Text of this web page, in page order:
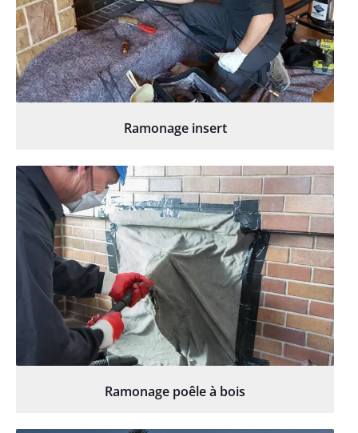
Ramonage insert
Ramonage poêle à bois